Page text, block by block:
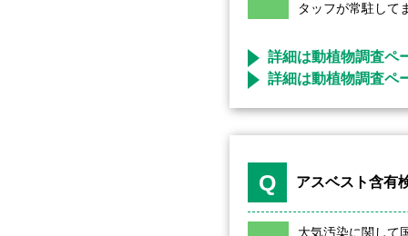
タッフが常駐して
詳細は動植物調査ペ
詳細は動植物調査ペ
Q アスベスト含有
大気汚染に関して